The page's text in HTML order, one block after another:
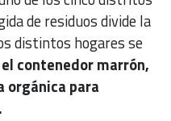
de residuos divide la
distintos hogares se
contenedor marrón,
orgánica para